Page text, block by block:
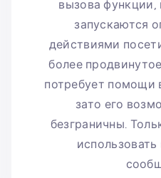
вызова функции,
запускаются
действиями
более
потребует помощи
зато его
безграничны.